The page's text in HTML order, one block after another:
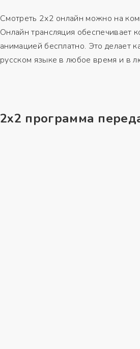
Смотреть 2х2 онлайн можно на
Онлайн трансляция обеспечивает
анимацией бесплатно. Это делает
русском языке в любое время и в
2x2 программа